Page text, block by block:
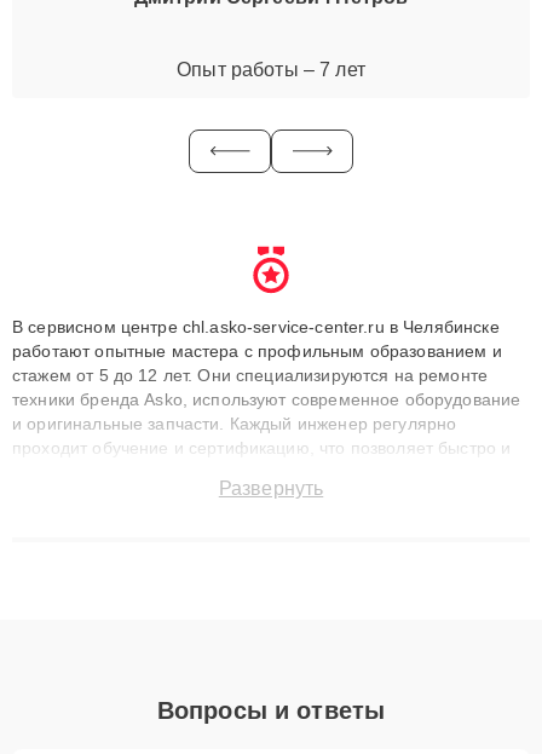
Опыт работы – 7 лет
В сервисном центре chl.asko-service-center.ru в Челябинске
работают опытные мастера с профильным образованием и
стажем от 5 до 12 лет. Они специализируются на ремонте
техники бренда Asko, используют современное оборудование
и оригинальные запчасти. Каждый инженер регулярно
проходит обучение и сертификацию, что позволяет быстро и
сохранением гарантии до 3 лет. Наши мастера решают
Развернуть
Вопросы и ответы